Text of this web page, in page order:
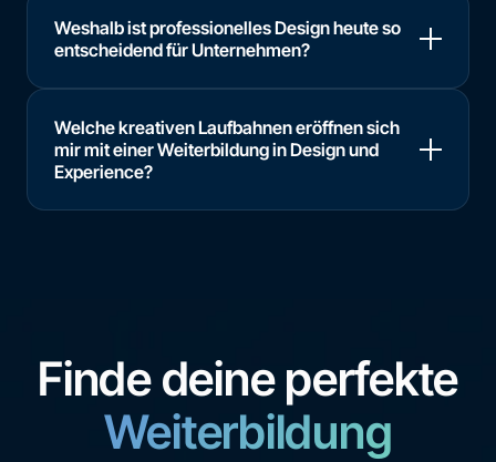
Weshalb ist professionelles Design heute so
entscheidend für Unternehmen?
Welche kreativen Laufbahnen eröffnen sich
mir mit einer Weiterbildung in Design und
Experience?
Finde deine perfekte
Weiterbildung